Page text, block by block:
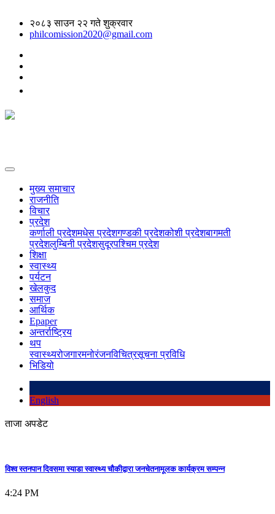
२०८३ साउन २२ गते शुक्रवार
philcomission2020@gmail.com
मुख्य समाचार
राजनीति
विचार
प्रदेश
कर्णाली प्रदेशमधेस प्रदेशगण्डकी प्रदेशकोशी प्रदेशबागमती
प्रदेशलुम्बिनी प्रदेशसुदूरपश्चिम प्रदेश
शिक्षा
स्वास्थ्य
पर्यटन
खेलकुद
समाज
आर्थिक
Epaper
अन्तर्राष्ट्रिय
थप
स्वास्थ्यरोजगारमनोरंजनविचित्रसूचना प्रविधि
भिडियो
English
ताजा अपडेट
विश्व स्तनपान दिवसमा स्याडा स्वास्थ्य चौकीद्वारा जनचेतनामूलक कार्यक्रम सम्पन्न
4:24 PM